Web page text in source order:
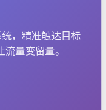
，精准触达目标
流量变留量。